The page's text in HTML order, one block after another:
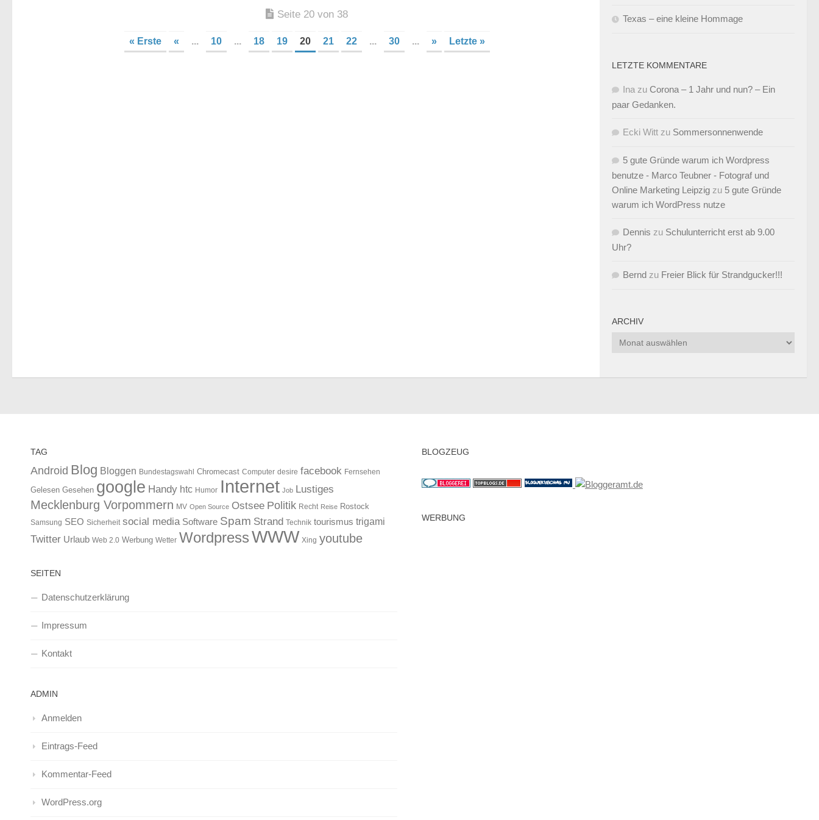
Seite 20 von 38
« Erste « ... 10 ... 18 19 20 21 22 ... 30 ... » Letzte »
Texas – eine kleine Hommage
LETZTE KOMMENTARE
Ina zu Corona – 1 Jahr und nun? – Ein
paar Gedanken.
Ecki Witt zu Sommersonnenwende
5 gute Gründe warum ich Wordpress
benutze - Marco Teubner - Fotograf und
Online Marketing Leipzig zu 5 gute Gründe
warum ich WordPress nutze
Dennis zu Schulunterricht erst ab 9.00
Uhr?
Bernd zu Freier Blick für Strandgucker!!!
ARCHIV
Archiv
TAG
Android Blog Bloggen Bundestagswahl Chromecast Computer desire facebook Fernsehen
Gelesen Gesehen google Handy htc Humor Internet Job Lustiges
Mecklenburg Vorpommern MV Open Source Ostsee Politik Recht Reise Rostock
Samsung SEO Sicherheit social media Software Spam Strand Technik tourismus trigami
Twitter Urlaub Web 2.0 Werbung Wetter WordpressWWW Xing youtube
SEITEN
Datenschutzerklärung
Impressum
Kontakt
ADMIN
Anmelden
Eintrags-Feed
Kommentar-Feed
WordPress.org
BLOGZEUG
WERBUNG